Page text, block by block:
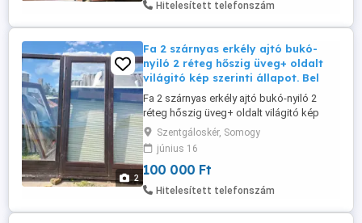
Hitelesített telefonszám
2
Fa 2 szárnyas erkély ajtó bukó-
nyiló 2 réteg hőszig üveg+ oldalt
világitó kép szerinti állapot. Bel
Fa 2 szárnyas erkély ajtó bukó-nyiló 2
réteg hőszig üveg+ oldalt világitó kép
szerinti állapot. Belső kilincses méret ajtó
sz;170 m;222 oldalt világitó sz;85 m;222.
Esetleg csere is ár ;;100 ezer ft a szett.
Szentgáloskér, Somogy
június 16
100 000 Ft
Hitelesített telefonszám